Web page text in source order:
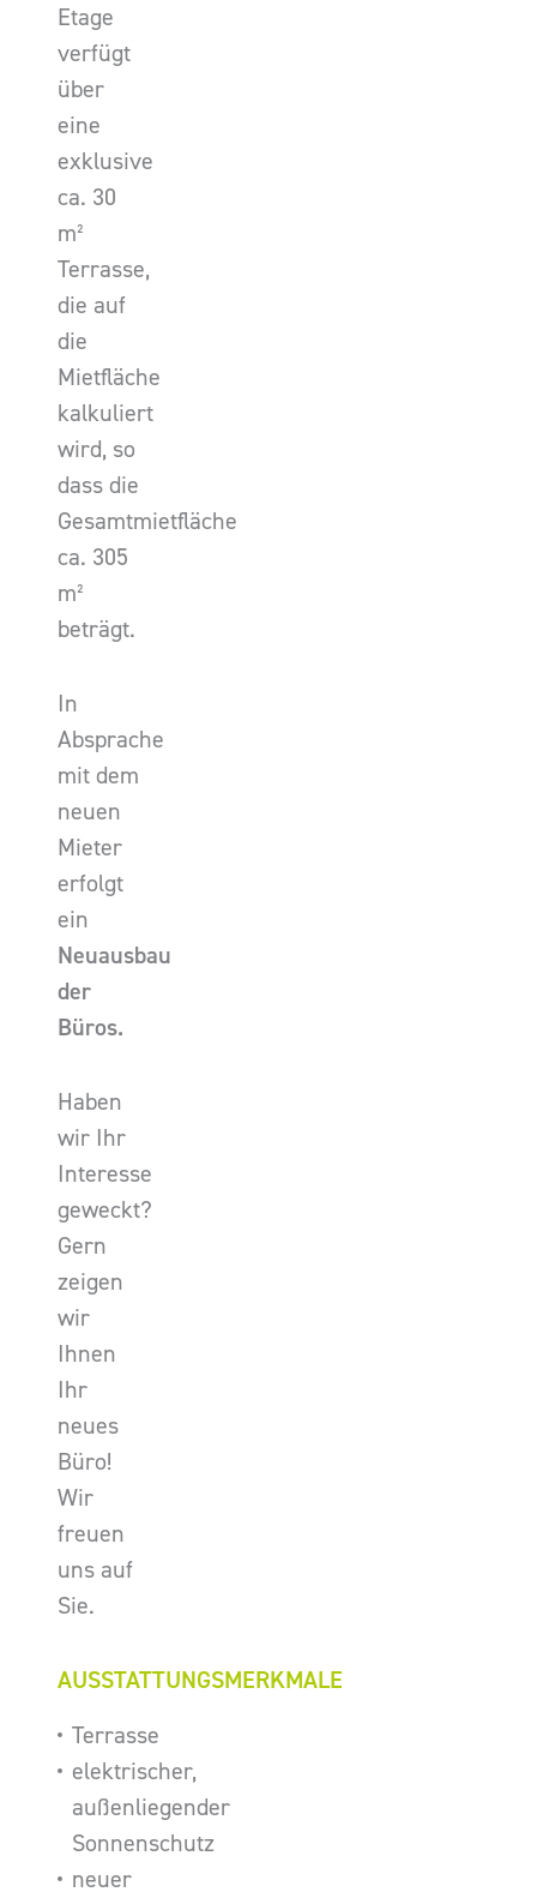
Etage
verfügt
über
eine
exklusive
ca. 30
m²
Terrasse,
die auf
die
Mietfläche
kalkuliert
wird, so
dass die
Gesamtmietfläche
ca. 305
m²
beträgt.
In
Absprache
mit dem
neuen
Mieter
erfolgt
ein
Neuausbau
der
Büros.
Haben
wir Ihr
Interesse
geweckt?
Gern
zeigen
wir
Ihnen
Ihr
neues
Büro!
Wir
freuen
uns auf
Sie.
AUSSTATTUNGSMERKMALE
Terrasse
elektrischer,
außenliegender
Sonnenschutz
neuer